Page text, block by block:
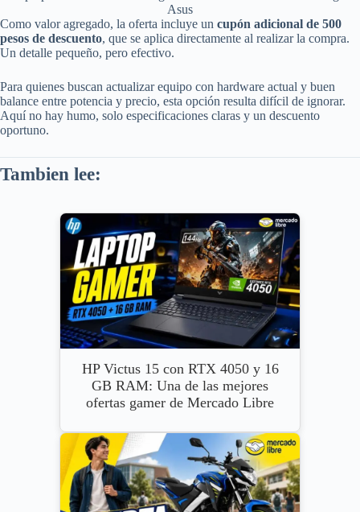
Asus
Como valor agregado, la oferta incluye un cupón adicional de 500
pesos de descuento, que se aplica directamente al realizar la compra.
Un detalle pequeño, pero efectivo.
Para quienes buscan actualizar equipo con hardware actual y buen
balance entre potencia y precio, esta opción resulta difícil de ignorar.
Aquí no hay humo, solo especificaciones claras y un descuento
oportuno.
Tambien lee:
HP Victus 15 con RTX 4050 y 16
GB RAM: Una de las mejores
ofertas gamer de Mercado Libre